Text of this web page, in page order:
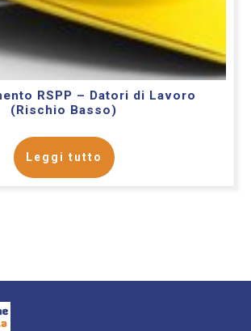
RSPP – Datori di Lavoro
(Rischio Basso)
Leggi tutto